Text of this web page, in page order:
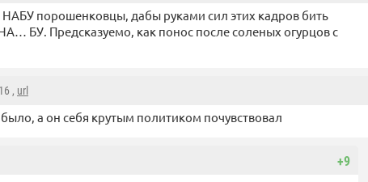
НАБУ порошенковцы, дабы руками сил этих кадров бить
БУ. Предсказуемо, как понос после соленых огурцов с
, url
а он себя крутым политиком почувствовал
+9